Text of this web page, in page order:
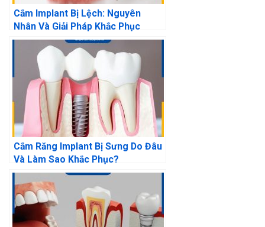
Cắm Implant Bị Lệch: Nguyên
Nhân Và Giải Pháp Khắc Phục
Cắm Răng Implant Bị Sưng Do Đâu
Và Làm Sao Khắc Phục?